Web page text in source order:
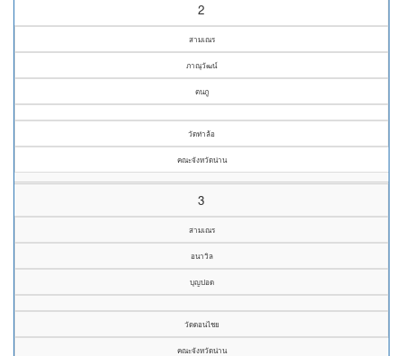
2
สามเณร
ภาณุวัฒน์
ตนภู
วัดท่าล้อ
คณะจังหวัดน่าน
3
สามเณร
อนาวิล
บุญปอด
วัดดอนไชย
คณะจังหวัดน่าน